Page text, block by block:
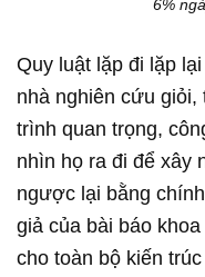
6%
Quy luật lặp đi lặp
nhà nghiên cứu giỏi,
trình quan trọng,
nhìn họ ra đi để xây
ngược lại bằng
giả của bài báo
cho toàn bộ kiến